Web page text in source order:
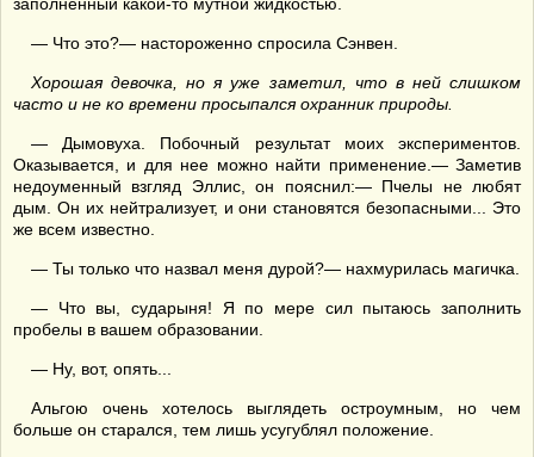
— Что это?— настороженно спросила Сэнвен.
Хорошая девочка, ноя уже заметил, что в ней слишком
часто и не ко времени просыпалсяохранник природы
— Дымовуха. Побочный результат моих экспериментов.
Оказывается, и для нее можно найти применение.— Заметив
недоуменный взгляд Эллис, он пояснил:— Пчелы не любят
дым. Он их нейтрализует, и они становятся безопасными... Это
же всем известно.
— Ты только что назвал меня дурой?— нахмурилась магичка.
— Что вы, сударыня! Я по мере сил пытаюсь заполнить
пробелы в вашем образовании.
— Ну, вот, опять...
Альгою очень хотелось выглядеть остроумным, но чем
больше он старался, тем лишь усугублял положение.